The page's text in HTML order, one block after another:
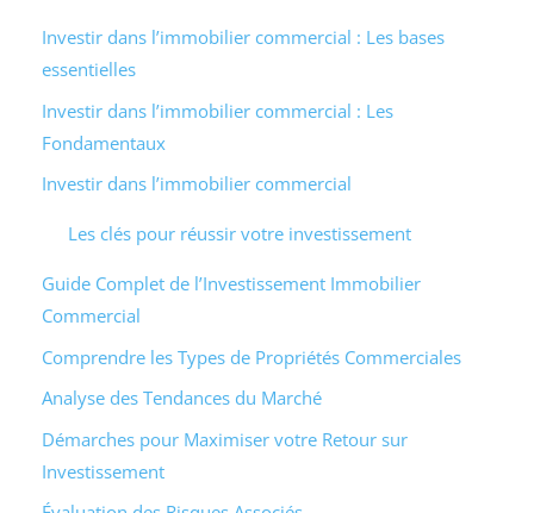
Investir dans l’immobilier commercial : Les bases
essentielles
Investir dans l’immobilier commercial : Les
Fondamentaux
Investir dans l’immobilier commercial
Les clés pour réussir votre investissement
Guide Complet de l’Investissement Immobilier
Commercial
Comprendre les Types de Propriétés Commerciales
Analyse des Tendances du Marché
Démarches pour Maximiser votre Retour sur
Investissement